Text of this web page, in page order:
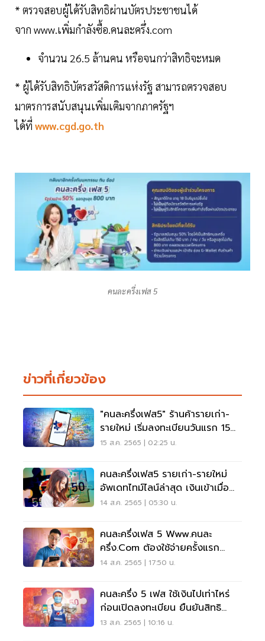
* ตรวจสอบผู้ได้รับสิทธิผ่านบัตรประชาชนได้
จาก www.เพิ่มกำลังซื้อ.คนละครึ่ง.com
จำนวน 26.5 ล้านคน หรือจนกว่าสิทธิจะหมด
* ผู้ได้รับสิทธิบัตรสวัสดิการแห่งรัฐ สามารถตรวจสอบ
มาตรการสนับสนุนเพิ่มเติมจากภาครัฐฯ
ได้ที่ www.cgd.go.th
คนละครึ่งเฟส 5
ข่าวที่เกี่ยวข้อง
"คนละครึ่งเฟส5" ร้านค้ารายเก่า-
รายใหม่ เริ่มลงทะเบียนวันแรก 15
ส.ค. เช็คเลย
15 ส.ค. 2565 | 02:25 น.
คนละครึ่งเฟส5 รายเก่า-รายใหม่
อัพเดทไทม์ไลน์ล่าสุด เงินเข้าเมื่อ
ไหร่
14 ส.ค. 2565 | 05:30 น.
คนละครึ่งเฟส 5 Www.คนละ
ครึ่ง.com ต้องใช้จ่ายครั้งแรก
ภายในวันไหน เช็คเลย
14 ส.ค. 2565 | 17:50 น.
คนละครึ่ง 5 เฟส ใช้เงินไปเท่าไหร่
ก่อนเปิดลงทะเบียน ยืนยันสิทธิ
สัปดาห์หน้า
13 ส.ค. 2565 | 10:16 น.